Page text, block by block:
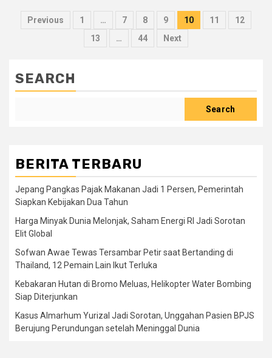
Posts
pagination
Previous 1 … 7 8 9 10 11
12
13
… 44 Next
SEARCH
Search
BERITA TERBARU
Jepang Pangkas Pajak Makanan Jadi 1 Persen, Pemerintah
Siapkan Kebijakan Dua Tahun
Harga Minyak Dunia Melonjak, Saham Energi RI Jadi Sorotan
Elit Global
Sofwan Awae Tewas Tersambar Petir saat Bertanding di
Thailand, 12 Pemain Lain Ikut Terluka
Kebakaran Hutan di Bromo Meluas, Helikopter Water Bombing
Siap Diterjunkan
Kasus Almarhum Yurizal Jadi Sorotan, Unggahan Pasien BPJS
Berujung Perundungan setelah Meninggal Dunia